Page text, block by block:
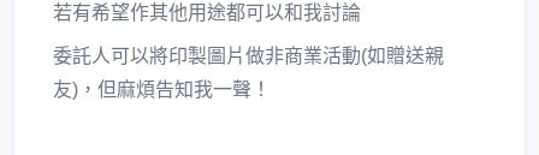
若有希望作其他用途都可以和我討論
委託人可以將印製圖片做非商業活動(如贈送親
友)，但麻煩告知我一聲！